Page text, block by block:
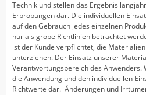
Technik und stellen das Ergebnis
Erprobungen dar. Die individuellen
auf den Gebrauch jedes einzelnen
nur als grobe Richtlinien betrachtet
ist der Kunde verpflichtet, die
unterziehen. Der Einsatz unserer
Verantwortungsbereich des Anwenders.
die Anwendung und den individuellen
Richtwerte dar. Änderungen und